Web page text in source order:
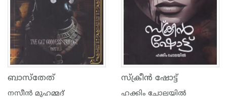
ബാസ്തേത്
നസീൻ മുഹമ്മദ്
സ്ക്രീൻ ഷോട്ട്
ഹക്കിം ചോലയില്‍